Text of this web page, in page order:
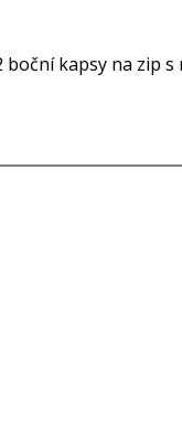
kapsy na zip